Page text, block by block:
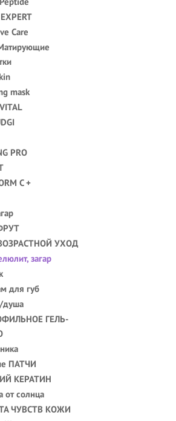
Care
mask
PRO
C +
УХОД
загар
для губ
душа
ГЕЛЬ-
ПАТЧИ
КЕРАТИН
от солнца
ЧУВСТВ КОЖИ